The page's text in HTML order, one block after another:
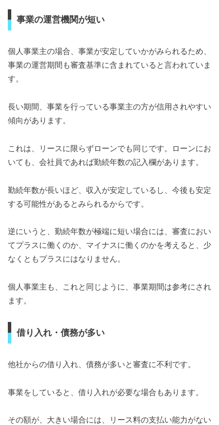
事業の運営機関が短い
個人事業主の場合、事業が安定していかがみられるため、
事業の運営期間も審査基準に含まれていると言われていま
す。
長い期間、事業を行っている事業主の方が信用されやすい
傾向があります。
これは、リースに限らずローンでも同じです。ローンにお
いても、会社員であれば勤続年数の記入欄があります。
勤続年数が長いほど、収入が安定しているし、今後も安定
する可能性があるとみられるからです。
逆にいうと、勤続年数が極端に短い場合には、審査におい
てプラスに働くのか、マイナスに働くのかを考えると、少
なくともプラスにはなりません。
個人事業主も、これと同じように、事業期間は参考にされ
ます。
借り入れ・債務が多い
他社からの借り入れ、債務が多いと審査に不利です。
事業をしていると、借り入れが必要な場合もあります。
その額が、大きい場合には、リース料の支払い能力がない